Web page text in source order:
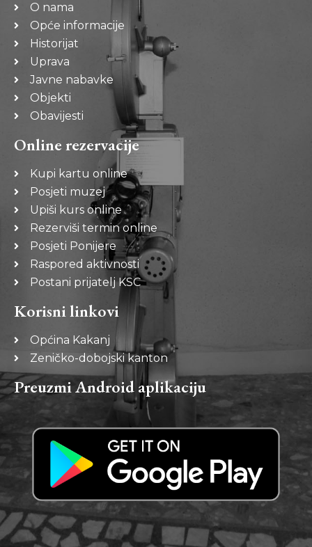
O nama
Opće informacije
Historijat
Uprava
Javne nabavke
Objekti
Obavijesti
Online rezervacije
Kupi kartu online
Posjeti muzej
Upiši kurs online
Rezerviši termin online
Posjeti Ponijere
Raspored aktivnosti
Postani prijatelj KSC
Korisni linkovi
Općina Kakanj
Zeničko-dobojski kanton
Preuzmi Android aplikaciju